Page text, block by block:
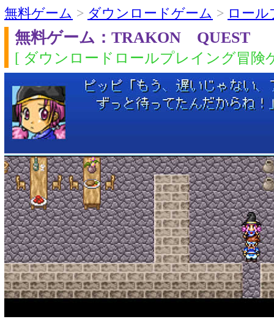
無料ゲーム > ダウンロードゲーム > ロー
無料ゲーム：TRAKON QUEST
[ ダウンロードロールプレイング冒険